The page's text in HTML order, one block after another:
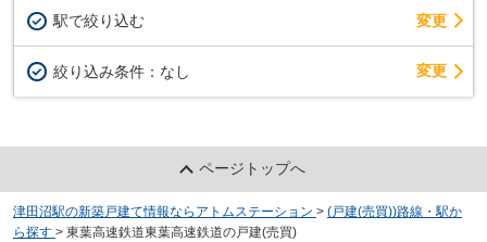
駅で絞り込む 変更
絞り込み条件： なし 変更
ページトップへ
津田沼駅の新築戸建て情報ならアトムステーション > (戸建(売買))路線・駅か
ら探す > 東葉高速鉄道東葉高速鉄道の戸建(売買)